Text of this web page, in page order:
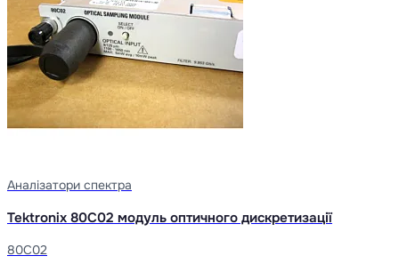
Аналізатори спектра
Tektronix 80C02 модуль оптичного дискретизації
80C02